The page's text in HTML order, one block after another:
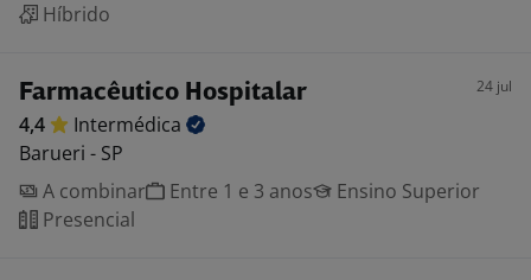
Híbrido
Farmacêutico Hospitalar 24 jul
4,4
Intermédica
Barueri - SP
A combinar
Entre 1 e 3 anos
Ensino Superior
Presencial